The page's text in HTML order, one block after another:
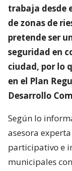
trabaja desde
de zonas de
pretende ser
seguridad en
ciudad, por lo
en el Plan
Desarrollo
Según lo
asesora
participativo e
municipales